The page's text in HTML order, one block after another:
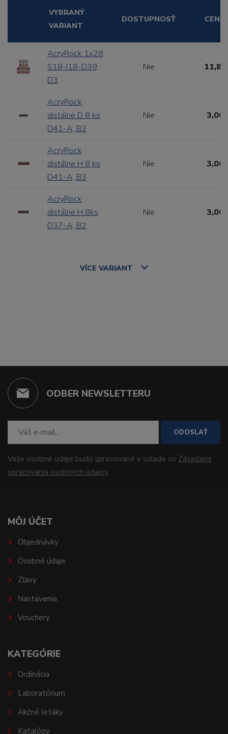
VYBRANÝ
VARIANT
DOSTUPNOSŤ CENA
AcryRock 1x28
S18-I18-D39,
D3
Nie
AcryRock
distálne D 8 ks
D41-A, B3
Nie 3,00
AcryRock
distálne H 8 ks
D41-A, B3
Nie 3,00
AcryRock
distálne H 8ks
D37-A, B2
Nie 3,00
VÍCE VARIANT
ODBER NEWSLETTERU
ODOSLAŤ
Vaše osobné údaje budú spravované v súlade so Zásadami
spracovania osobných údajov.
MÔJ ÚČET
Objednávky
Osobné údaje
Zľavy
Nastavenia
Vouchery
KATEGÓRIE
Ordinácia
Laboratórium
Akčné letáky
Katalógy